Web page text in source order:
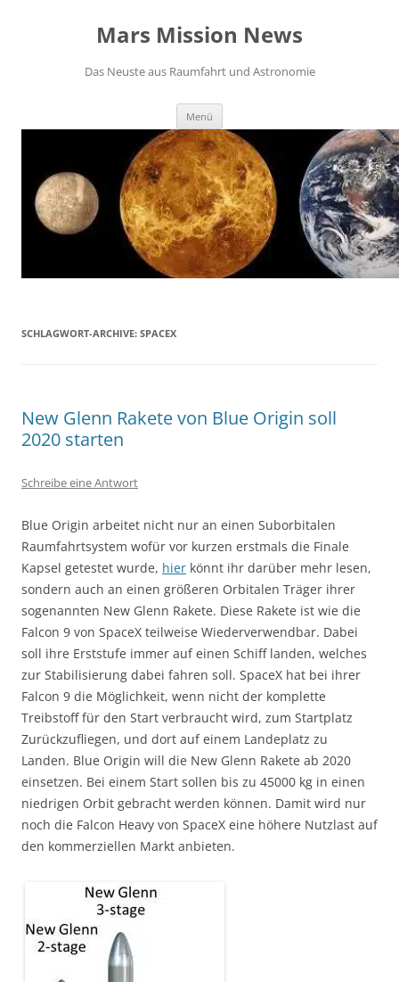
Mars Mission News
Das Neuste aus Raumfahrt und Astronomie
Menü
SCHLAGWORT-ARCHIVE: SPACEX
New Glenn Rakete von Blue Origin soll
2020 starten
Schreibe eine Antwort
Blue Origin arbeitet nicht nur an einen Suborbitalen
Raumfahrtsystem wofür vor kurzen erstmals die Finale
Kapsel getestet wurde, hier könnt ihr darüber mehr lesen,
sondern auch an einen größeren Orbitalen Träger ihrer
sogenannten New Glenn Rakete. Diese Rakete ist wie die
Falcon 9 von SpaceX teilweise Wiederverwendbar. Dabei
soll ihre Erststufe immer auf einen Schiff landen, welches
zur Stabilisierung dabei fahren soll. SpaceX hat bei ihrer
Falcon 9 die Möglichkeit, wenn nicht der komplette
Treibstoff für den Start verbraucht wird, zum Startplatz
Zurückzufliegen, und dort auf einem Landeplatz zu
Landen. Blue Origin will die New Glenn Rakete ab 2020
einsetzen. Bei einem Start sollen bis zu 45000 kg in einen
niedrigen Orbit gebracht werden können. Damit wird nur
noch die Falcon Heavy von SpaceX eine höhere Nutzlast auf
den kommerziellen Markt anbieten.